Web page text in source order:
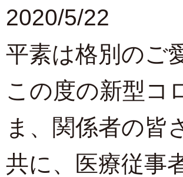
2020/5/22
平素は格別のご
この度の新型コ
ま、関係者の皆
共に、医療従事